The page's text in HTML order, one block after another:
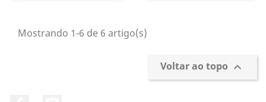
Mostrando 1-6 de 6 artigo(s)
Voltar ao topo 